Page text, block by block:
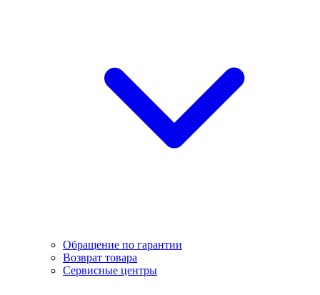
Обращение по гарантии
Возврат товара
Сервисные центры